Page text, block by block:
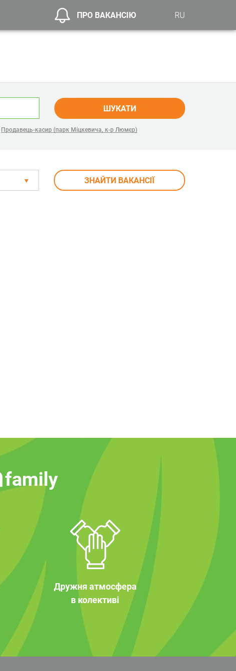
ПРО ВАКАНСІЮ RU
ШУКАТИ
Продавець-касир (парк Міцкевича, к-р Люмєр)
ЗНАЙТИ ВАКАНСІЇ
family
Дружня атмосфера
в колективі